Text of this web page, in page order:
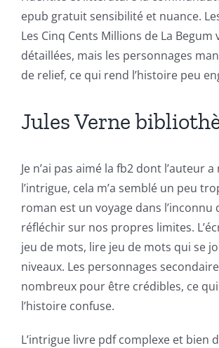
epub gratuit sensibilité et nuance.
Les Cinq Cents Millions de La Begum
détaillées, mais les personnages
de relief, ce qui rend l’histoire peu
Jules Verne
Je n’ai pas aimé la fb2 dont l’auteur
l’intrigue, cela m’a semblé un peu
roman est un voyage dans l’inconnu
réfléchir sur nos propres limites.
jeu de mots, lire jeu de mots qui se
niveaux. Les personnages
nombreux pour être crédibles, ce
l’histoire confuse.
L’intrigue livre pdf complexe et bien
Intersection
of
Technology
Chance:
Role
of
Unlimluck
in
Revolutionizing
Online